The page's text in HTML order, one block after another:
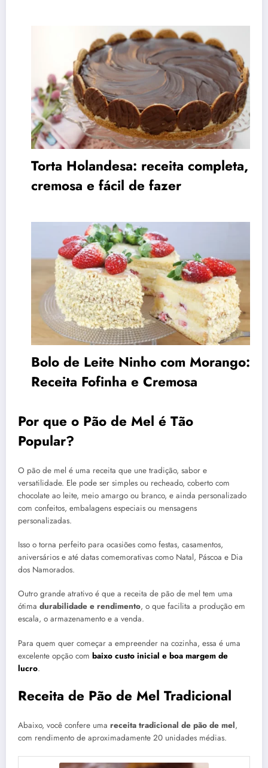
Torta Holandesa: receita completa,
cremosa e fácil de fazer
Bolo de Leite Ninho com Morango:
Receita Fofinha e Cremosa
Por que o Pão de Mel é Tão
Popular?
O pão de mel é uma receita que une tradição, sabor e
versatilidade. Ele pode ser simples ou recheado, coberto com
chocolate ao leite, meio amargo ou branco, e ainda personalizado
com confeitos, embalagens especiais ou mensagens
personalizadas.
Isso o torna perfeito para ocasiões como festas, casamentos,
aniversários e até datas comemorativas como Natal, Páscoa e Dia
dos Namorados.
Outro grande atrativo é que a receita de pão de mel tem uma
ótima durabilidade e rendimento, o que facilita a produção em
escala, o armazenamento e a venda.
Para quem quer começar a empreender na cozinha, essa é uma
excelente opção com baixo custo inicial e boa margem de
lucro.
Receita de Pão de Mel Tradicional
Abaixo, você confere uma receita tradicional de pão de mel,
com rendimento de aproximadamente 20 unidades médias.